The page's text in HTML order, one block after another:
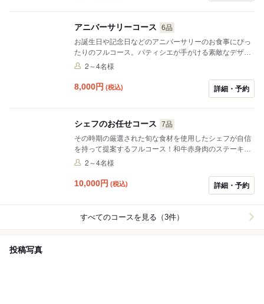
アニバーサリーコース
6品
お誕生日や記念日などのアニバーサリーのお食事にぴっ
たりのフルコース。パティシエが手がける素敵なデザー
トを添えて思い出の時間をお届けいたします。
2～4名様
8,000円 (税込) 詳細・予約
シェフのお任せコース
7品
その時期の厳選された旬な食材を使用したシェフが自信
を持って提案するフルコース！和牛赤身肉のステーキは
絶品です！
2～4名様
10,000円 (税込) 詳細・予約
すべてのコースを見る（3件）
投稿写真